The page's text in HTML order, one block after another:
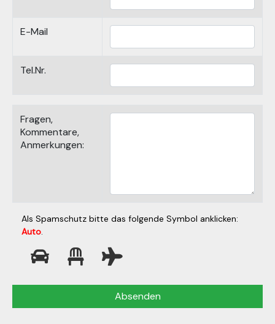
E-Mail
Tel.Nr.
Fragen,
Kommentare,
Anmerkungen:
Als Spamschutz bitte das folgende Symbol anklicken:
Auto.